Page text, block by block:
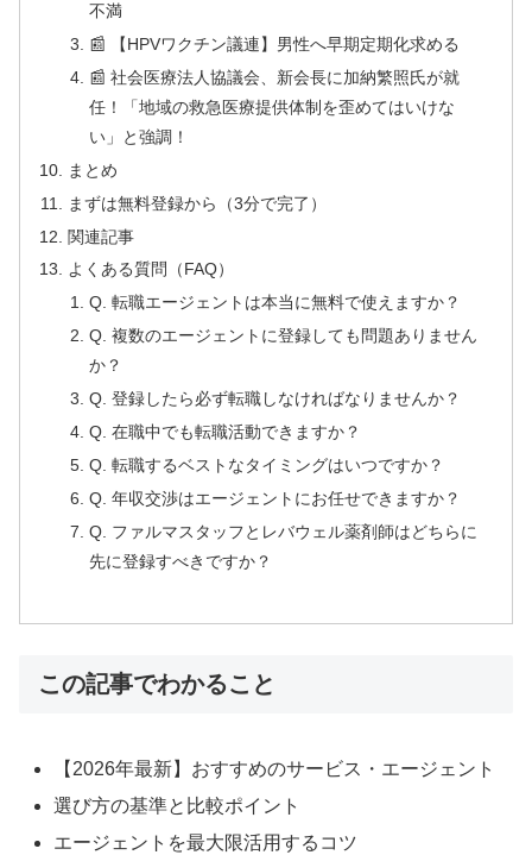
不満
📰 【HPVワクチン議連】男性へ早期定期化求める
📰 社会医療法人協議会、新会長に加納繁照氏が就
任！「地域の救急医療提供体制を歪めてはいけな
い」と強調！
まとめ
まずは無料登録から（3分で完了）
関連記事
よくある質問（FAQ）
Q. 転職エージェントは本当に無料で使えますか？
Q. 複数のエージェントに登録しても問題ありません
か？
Q. 登録したら必ず転職しなければなりませんか？
Q. 在職中でも転職活動できますか？
Q. 転職するベストなタイミングはいつですか？
Q. 年収交渉はエージェントにお任せできますか？
Q. ファルマスタッフとレバウェル薬剤師はどちらに
先に登録すべきですか？
この記事でわかること
【2026年最新】おすすめのサービス・エージェント
選び方の基準と比較ポイント
エージェントを最大限活用するコツ